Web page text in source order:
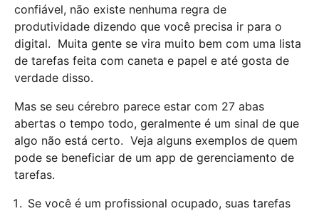
confiável, não existe nenhuma regra de
produtividade dizendo que você precisa ir para o
digital. Muita gente se vira muito bem com uma lista
de tarefas feita com caneta e papel e até gosta de
verdade disso.
Mas se seu cérebro parece estar com 27 abas
abertas o tempo todo, geralmente é um sinal de que
algo não está certo. Veja alguns exemplos de quem
pode se beneficiar de um app de gerenciamento de
tarefas.
Se você é um profissional ocupado, suas tarefas